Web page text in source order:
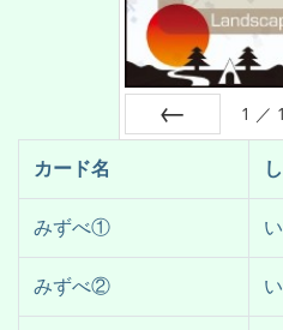
1 ／
カード名
みずべ①
みずべ②